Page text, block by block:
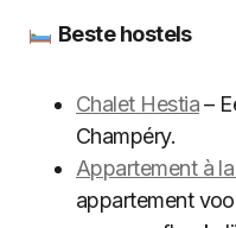
Beste hostels
Chalet Hestia–
Champéry.
Appartement à
appartement